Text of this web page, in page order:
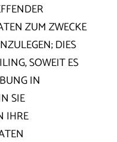
ZUM ZWECKE
DIES
SOWEIT ES
IN
SIE
IHRE